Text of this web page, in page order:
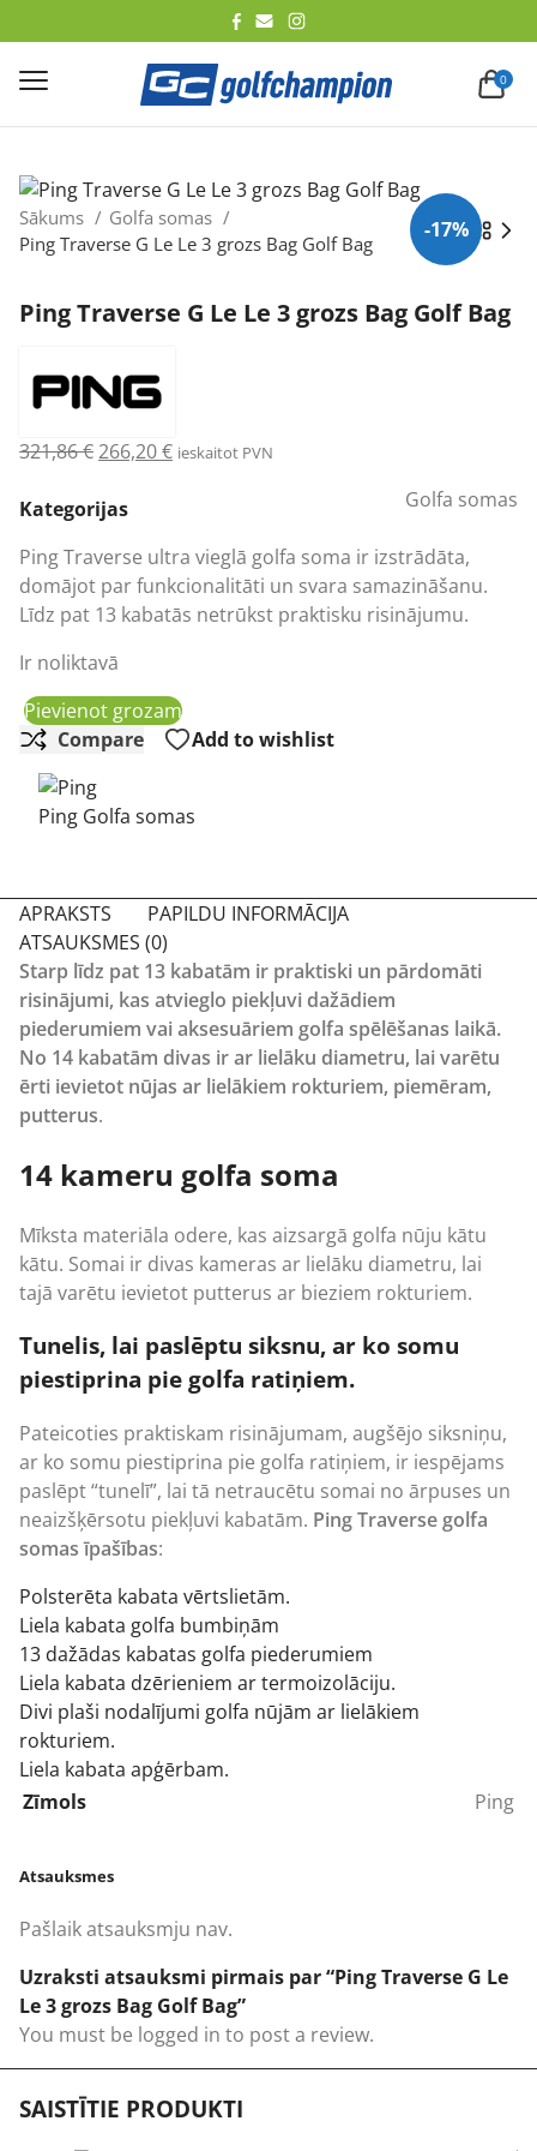
0
-17%
Sākums
Golfa somas
Ping Traverse G Le Le 3 grozs Bag Golf Bag
Ping Traverse G Le Le 3 grozs Bag Golf Bag
321,86€ Original
was:
266,20€Current
ieskaitot PVN
Kategorijas Golfa somas
Ping Traverse ultra vieglā golfa soma ir izstrādāta,
domājot par funkcionalitāti un svara samazināšanu.
Līdz pat 13 kabatās netrūkst praktisku risinājumu.
Ir noliktavā
Pievienot grozam
Compare
Add to wishlist
Ping Golfa somas
APRAKSTS
PAPILDU INFORMĀCIJA
ATSAUKSMES (0)
Starp līdz pat 13 kabatām ir praktiski un pārdomāti
risinājumi, kas atvieglo piekļuvi dažādiem
piederumiem vai aksesuāriem golfa spēlēšanas laikā.
No 14 kabatām divas ir ar lielāku diametru, lai varētu
ērti ievietot nūjas ar lielākiem rokturiem, piemēram,
putterus.
14 kameru golfa soma
Mīksta materiāla odere, kas aizsargā golfa nūju kātu
kātu. Somai ir divas kameras ar lielāku diametru, lai
tajā varētu ievietot putterus ar bieziem rokturiem.
Tunelis, lai paslēptu siksnu, ar ko somu
piestiprina pie golfa ratiņiem.
Pateicoties praktiskam risinājumam, augšējo siksniņu,
ar ko somu piestiprina pie golfa ratiņiem, ir iespējams
paslēpt “tunelī”, lai tā netraucētu somai no ārpuses un
neaizšķērsotu piekļuvi kabatām. PingTraverse golfa
somas īpašības:
Polsterēta kabata vērtslietām.
Liela kabata golfa bumbiņām
13 dažādas kabatas golfa piederumiem
Liela kabata dzērieniem ar termoizolāciju.
Divi plaši nodalījumi golfa nūjām ar lielākiem
rokturiem.
Liela kabata apģērbam.
Zīmols
Ping
Atsauksmes
Pašlaik atsauksmju nav.
Uzraksti atsauksmi pirmais par “Ping Traverse G Le
Le 3 grozs Bag Golf Bag”
You must be logged in to post a review.
SAISTĪTIE PRODUKTI